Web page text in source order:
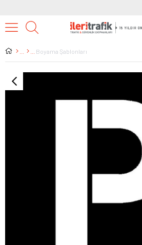
Boyama Şablonları